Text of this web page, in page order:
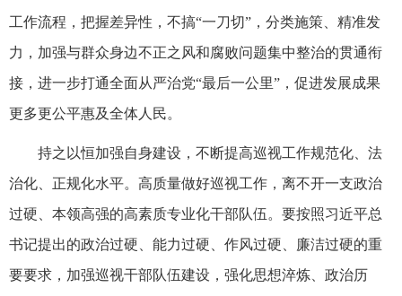
工作流程，把握差异性，不搞“一刀切”，分类施策、精准发
力，加强与群众身边不正之风和腐败问题集中整治的贯通衔
接，进一步打通全面从严治党“最后一公里”，促进发展成果
更多更公平惠及全体人民。
持之以恒加强自身建设，不断提高巡视工作规范化、法
治化、正规化水平。高质量做好巡视工作，离不开一支政治
过硬、本领高强的高素质专业化干部队伍。要按照习近平总
书记提出的政治过硬、能力过硬、作风过硬、廉洁过硬的重
要要求，加强巡视干部队伍建设，强化思想淬炼、政治历